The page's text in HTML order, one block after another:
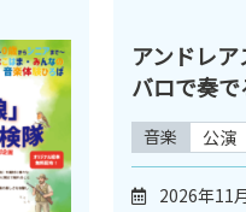
アンドレ
バロで奏で
音楽 公演
2026年11